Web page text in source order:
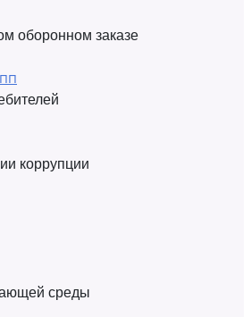
оборонном заказе
коррупции
среды